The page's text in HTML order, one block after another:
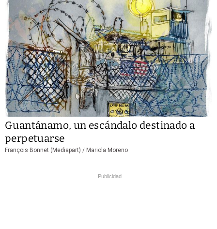
Guantánamo, un escándalo destinado a
perpetuarse
François Bonnet (Mediapart) / Mariola Moreno
Publicidad